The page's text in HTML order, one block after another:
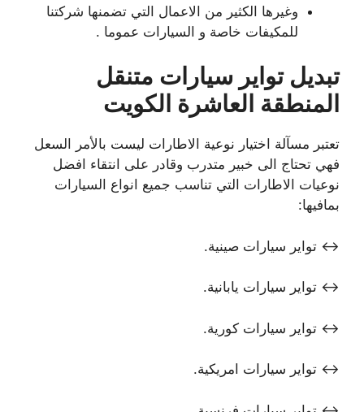
وغيرها الكثير من الاعمال التي تضمنها شركتنا
للمكيفات خاصة و السيارات عموما .
تبديل تواير سيارات متنقل
المنطقة العاشرة الكويت
تعتبر مسآلة اختيار نوعية الاطارات ليست بالأمر السعل
فهي تحتاج الى خبير متدرب وقادر على انتقاء افضل
نوعيات الاطارات التي تناسب جميع انواع السيارات
بمافيها:
↔ تواير سيارات صينية.
↔ تواير سيارات يابانية.
↔ تواير سيارات كورية.
↔ تواير سيارات امريكية.